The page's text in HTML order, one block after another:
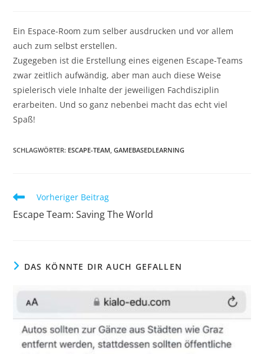
Ein Espace-Room zum selber ausdrucken und vor allem
auch zum selbst erstellen.
Zugegeben ist die Erstellung eines eigenen Escape-Teams
zwar zeitlich aufwändig, aber man auch diese Weise
spielerisch viele Inhalte der jeweiligen Fachdisziplin
erarbeiten. Und so ganz nebenbei macht das echt viel
Spaß!
SCHLAGWÖRTER: ESCAPE-TEAM GAMEBASEDLEARNING
Weitere
ansehen
Vorheriger Beitrag
Escape Team: Saving The World
DAS KÖNNTE DIR AUCH GEFALLEN